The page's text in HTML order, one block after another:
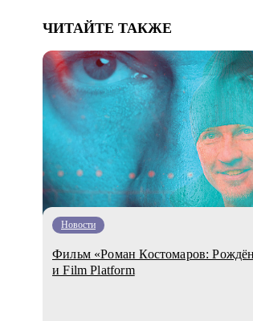
ЧИТАЙТЕ ТАКЖЕ
Новости
Фильм «Роман Костомаров:
и Film Platform